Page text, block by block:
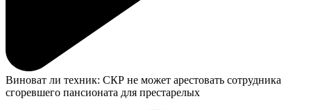
Виноват ли техник: СКР не может арестовать сотрудника
сгоревшего пансионата для престарелых